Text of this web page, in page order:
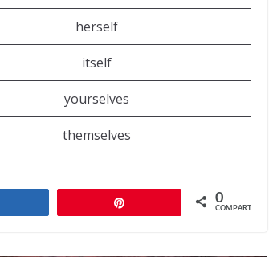
herself
itself
yourselves
themselves
0
COMPART.